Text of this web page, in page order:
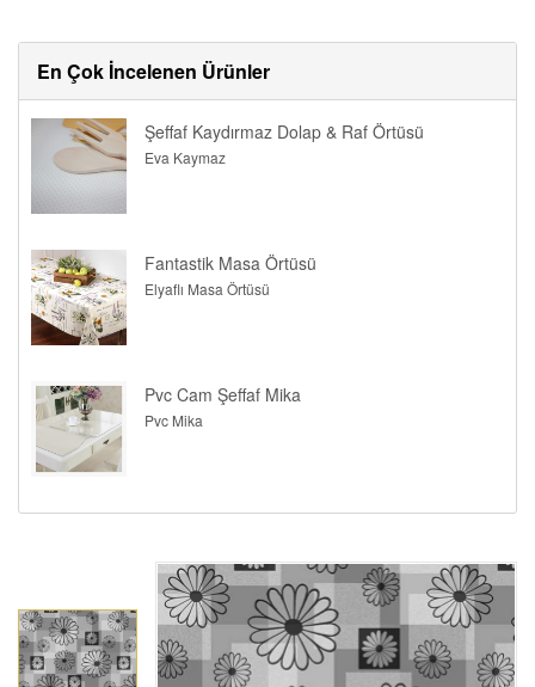
En Çok İncelenen Ürünler
Şeffaf Kaydırmaz Dolap & Raf Örtüsü
Eva Kaymaz
Fantastik Masa Örtüsü
Elyaflı Masa Örtüsü
Pvc Cam Şeffaf Mika
Pvc Mika